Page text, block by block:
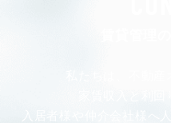
入居者様や仲介会社様へ